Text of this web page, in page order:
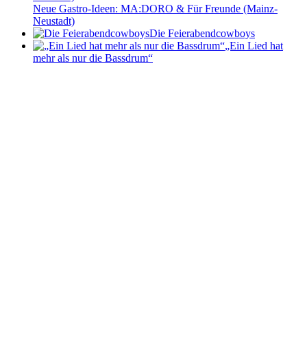
Neue Gastro-Ideen: MA:DORO & Für Freunde (Mainz-
Neustadt)
Die Feierabendcowboys
„Ein Lied hat
mehr als nur die Bassdrum“